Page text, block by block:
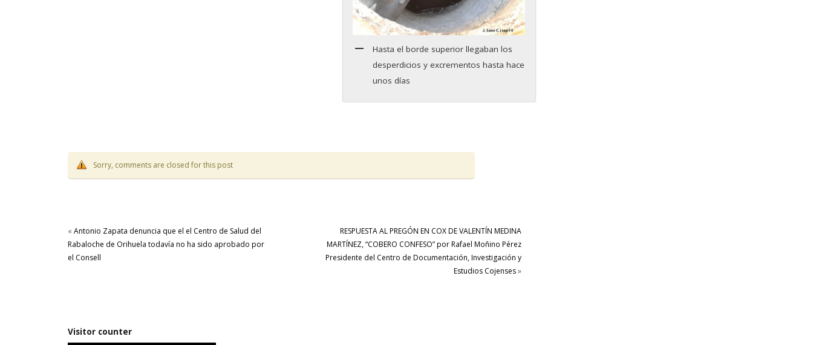
Hasta el borde superior llegaban los
desperdicios y excrementos hasta hace
unos días
Sorry, comments are closed for this post
« Antonio Zapata denuncia que el el Centro de Salud del
Rabaloche de Orihuela todavía no ha sido aprobado por
el Consell
RESPUESTA AL PREGÓN EN COX DE VALENTÍN MEDINA
MARTÍNEZ, “COBERO CONFESO” por Rafael Moñino Pérez
Presidente del Centro de Documentación, Investigación y
Estudios Cojenses»
Visitor counter